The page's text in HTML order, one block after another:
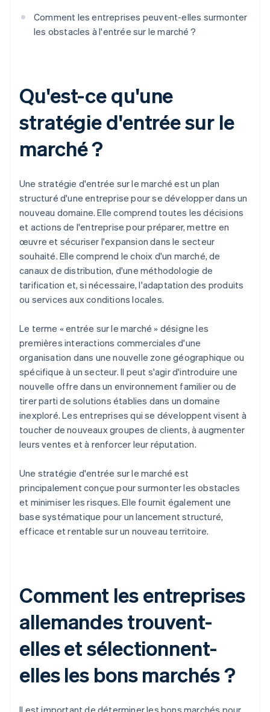
Comment les entreprises peuvent-elles surmonter
les obstacles à l'entrée sur le marché ?
Qu'est-ce qu'une
stratégie d'entrée sur le
marché ?
Une stratégie d'entrée sur le marché est un plan
structuré d'une entreprise pour se développer dans un
nouveau domaine. Elle comprend toutes les décisions
et actions de l'entreprise pour préparer, mettre en
œuvre et sécuriser l'expansion dans le secteur
souhaité. Elle comprend le choix d'un marché, de
canaux de distribution, d'une méthodologie de
tarification et, si nécessaire, l'adaptation des produits
ou services aux conditions locales.
Le terme « entrée sur le marché » désigne les
premières interactions commerciales d'une
organisation dans une nouvelle zone géographique ou
spécifique à un secteur. Il peut s'agir d'introduire une
nouvelle offre dans un environnement familier ou de
tirer parti de solutions établies dans un domaine
inexploré. Les entreprises qui se développent visent à
toucher de nouveaux groupes de clients, à augmenter
leurs ventes et à renforcer leur réputation.
Une stratégie d'entrée sur le marché est
principalement conçue pour surmonter les obstacles
et minimiser les risques. Elle fournit également une
base systématique pour un lancement structuré,
efficace et rentable sur un nouveau territoire.
Comment les entreprises
allemandes trouvent-
elles et sélectionnent-
elles les bons marchés ?